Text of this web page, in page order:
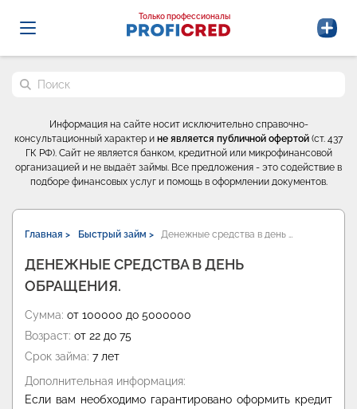
Probrokery - Только профессионалы
Только профессионалы
Поиск по сайту
Информация на сайте носит исключительно справочно-
консультационный характер и не является публичной офертой (ст. 437
ГК РФ). Сайт не является банком, кредитной или микрофинансовой
организацией и не выдаёт займы. Все предложения - это содействие в
подборе финансовых услуг и помощь в оформлении документов.
Главная > Быстрый займ > Денежные средства в день …
ДЕНЕЖНЫЕ СРЕДСТВА В ДЕНЬ
ОБРАЩЕНИЯ.
Сумма: от 100000 до 5000000
Возраст: от 22 до 75
Срок займа: 7 лет
Дополнительная информация:
Если вам необходимо гарантировано оформить кредит